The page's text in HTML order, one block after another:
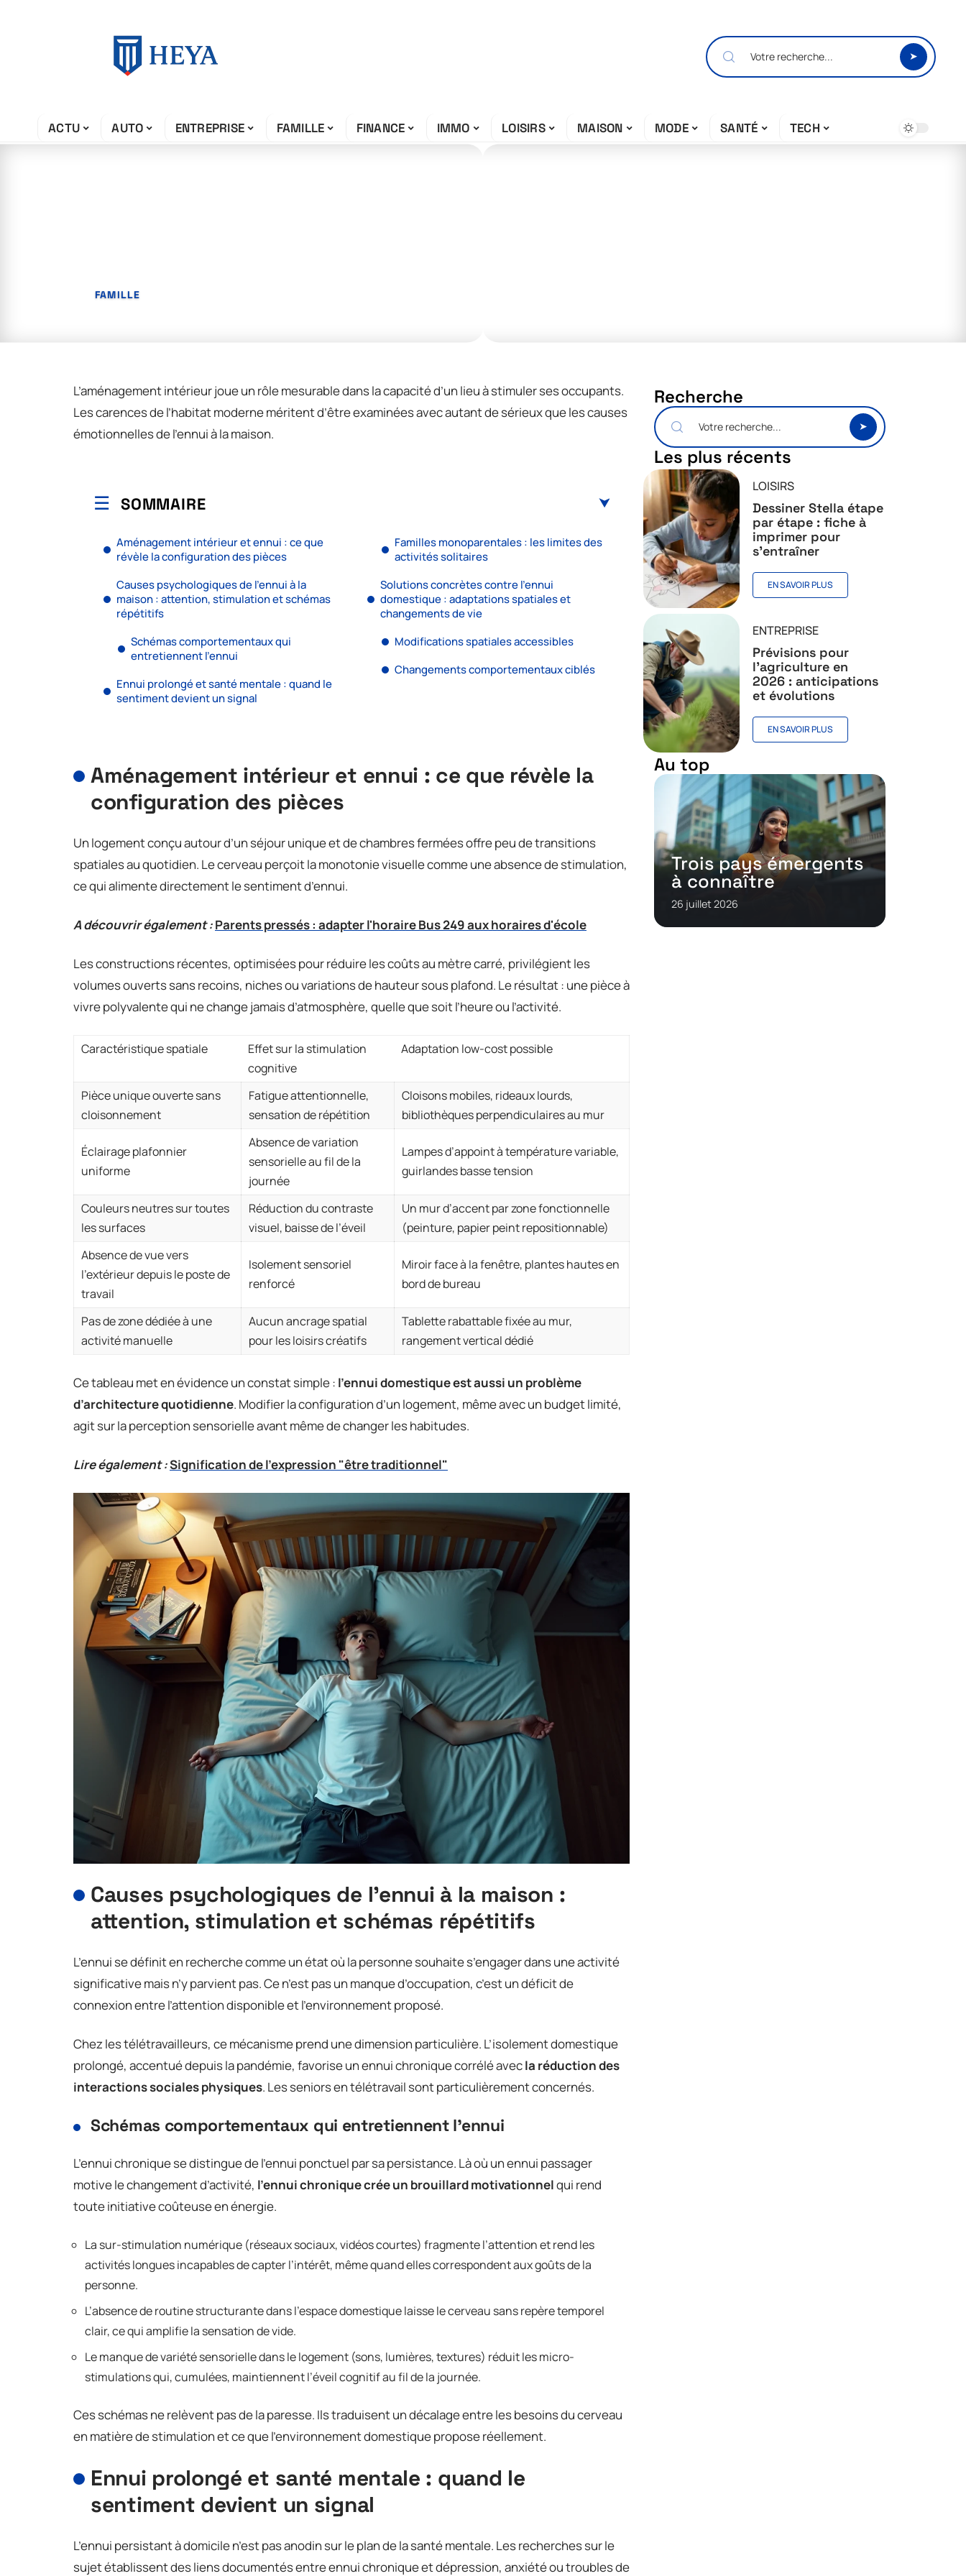
ACTU AUTO ENTREPRISE FAMILLE FINANCE IMMO LOISIRS MAISON MODE SANTÉ TECH
FAMILLE
L’aménagement intérieur joue un rôle mesurable dans la capacité d’un lieu à stimuler ses occupants.
Les carences de l’habitat moderne méritent d’être examinées avec autant de sérieux que les causes
émotionnelles de l’ennui à la maison.
SOMMAIRE
Aménagement intérieur et ennui : ce que
révèle la configuration des pièces
Causes psychologiques de l’ennui à la
maison : attention, stimulation et schémas
répétitifs
Schémas comportementaux qui
entretiennent l’ennui
Ennui prolongé et santé mentale : quand le
sentiment devient un signal
Familles monoparentales : les limites des
activités solitaires
Solutions concrètes contre l’ennui
domestique : adaptations spatiales et
changements de vie
Modifications spatiales accessibles
Changements comportementaux ciblés
Aménagement intérieur et ennui : ce que révèle la
configuration des pièces
Un logement conçu autour d’un séjour unique et de chambres fermées offre peu de transitions
spatiales au quotidien. Le cerveau perçoit la monotonie visuelle comme une absence de stimulation,
ce qui alimente directement le sentiment d’ennui.
A découvrir également :Parents pressés : adapter l'horaire Bus 249 aux horaires d'école
Les constructions récentes, optimisées pour réduire les coûts au mètre carré, privilégient les
volumes ouverts sans recoins, niches ou variations de hauteur sous plafond. Le résultat : une pièce à
vivre polyvalente qui ne change jamais d’atmosphère, quelle que soit l’heure ou l’activité.
Caractéristique spatiale
Effet sur la stimulation
cognitive
Adaptation low-cost possible
Pièce unique ouverte sans
cloisonnement
Fatigue attentionnelle,
sensation de répétition
Cloisons mobiles, rideaux lourds,
bibliothèques perpendiculaires au mur
Éclairage plafonnier
uniforme
Absence de variation
sensorielle au fil de la
journée
Lampes d’appoint à température variable,
guirlandes basse tension
Couleurs neutres sur toutes
les surfaces
Réduction du contraste
visuel, baisse de l’éveil
Un mur d’accent par zone fonctionnelle
(peinture, papier peint repositionnable)
Absence de vue vers
l’extérieur depuis le poste de
travail
Isolement sensoriel
renforcé
Miroir face à la fenêtre, plantes hautes en
bord de bureau
Pas de zone dédiée à une
activité manuelle
Aucun ancrage spatial
pour les loisirs créatifs
Tablette rabattable fixée au mur,
rangement vertical dédié
Ce tableau met en évidence un constat simple : l’ennui domestique est aussi un problème
d’architecture quotidienne. Modifier la configuration d’un logement, même avec un budget limité,
agit sur la perception sensorielle avant même de changer les habitudes.
Lire également :Signification de l'expression "être traditionnel"
Causes psychologiques de l’ennui à la maison :
attention, stimulation et schémas répétitifs
L’ennui se définit en recherche comme un état où la personne souhaite s’engager dans une activité
significative mais n’y parvient pas. Ce n’est pas un manque d’occupation, c’est un déficit de
connexion entre l’attention disponible et l’environnement proposé.
Chez les télétravailleurs, ce mécanisme prend une dimension particulière. L’isolement domestique
prolongé, accentué depuis la pandémie, favorise un ennui chronique corrélé avecla réduction des
interactions sociales physiques. Les seniors en télétravail sont particulièrement concernés.
Schémas comportementaux qui entretiennent l’ennui
L’ennui chronique se distingue de l’ennui ponctuel par sa persistance. Là où un ennui passager
motive le changement d’activité, l’ennui chronique crée un brouillard motivationnelqui rend
toute initiative coûteuse en énergie.
La sur-stimulation numérique (réseaux sociaux, vidéos courtes) fragmente l’attention et rend les
activités longues incapables de capter l’intérêt, même quand elles correspondent aux goûts de la
personne.
L’absence de routine structurante dans l’espace domestique laisse le cerveau sans repère temporel
clair, ce qui amplifie la sensation de vide.
Le manque de variété sensorielle dans le logement (sons, lumières, textures) réduit les micro-
stimulations qui, cumulées, maintiennent l’éveil cognitif au fil de la journée.
Ces schémas ne relèvent pas de la paresse. Ils traduisent un décalage entre les besoins du cerveau
en matière de stimulation et ce que l’environnement domestique propose réellement.
Ennui prolongé et santé mentale : quand le
sentiment devient un signal
L’ennui persistant à domicile n’est pas anodin sur le plan de la santé mentale. Les recherches sur le
sujet établissent des liens documentés entre ennui chronique et dépression, anxiété ou troubles de
Recherche
Les plus récents
LOISIRS
Dessiner Stella étape
par étape : fiche à
imprimer pour
s’entraîner
EN SAVOIR PLUS
ENTREPRISE
Prévisions pour
l’agriculture en
2026 : anticipations
et évolutions
EN SAVOIR PLUS
Au top
Trois pays émergents
à connaître
26 juillet 2026